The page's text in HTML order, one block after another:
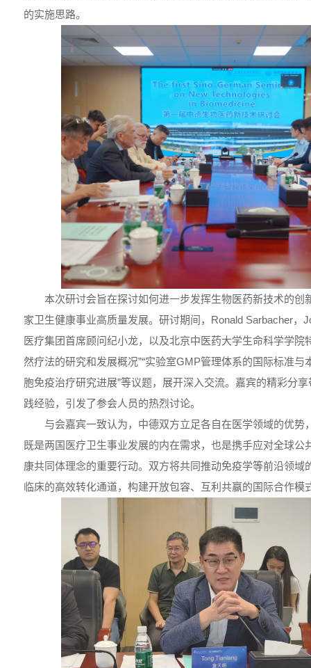
的实施思路。
本次研讨会旨在探讨如何进一步发挥生物医药新技术的创
家卫生健康事业高质量发展。研讨期间，Ronald Sarbacher，
医疗集团首席顾问纪小龙，以及北京中医药大学生命科学学院
然疗法的研究和发展概况”“实验室GMP管理体系的国际标准与
胞免疫治疗研究进展”等议题，展开深入交流。嘉宾的精彩分
践经验，引发了参会人员的热烈讨论。
与会嘉宾一致认为，中德双方立足各自在医学领域的优势
既是两国医疗卫生事业发展的内在需求，也是携手应对全球公
康共同体理念的重要行动。双方将共同推动免疫学等前沿领域
临床的高效转化通道，构建开放包容、互利共赢的国际合作模